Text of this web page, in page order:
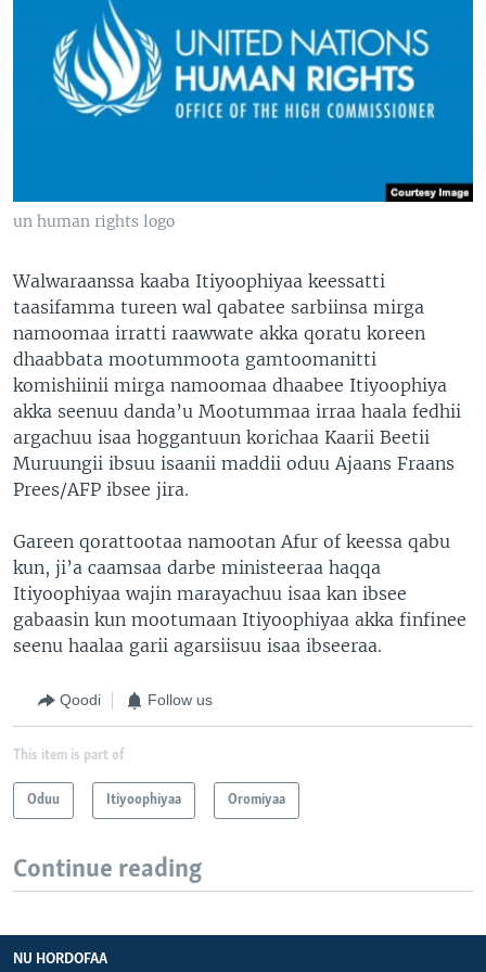
un human rights logo
Walwaraanssa kaaba Itiyoophiyaa keessatti
taasifamma tureen wal qabatee sarbiinsa mirga
namoomaa irratti raawwate akka qoratu koreen
dhaabbata mootummoota gamtoomanitti
komishiinii mirga namoomaa dhaabee Itiyoophiya
akka seenuu danda’u Mootummaa irraa haala fedhii
argachuu isaa hoggantuun korichaa Kaarii Beetii
Muruungii ibsuu isaanii maddii oduu Ajaans Fraans
Prees/AFP ibsee jira.
Gareen qorattootaa namootan Afur of keessa qabu
kun, ji’a caamsaa darbe ministeeraa haqqa
Itiyoophiyaa wajin marayachuu isaa kan ibsee
gabaasin kun mootumaan Itiyoophiyaa akka finfinee
seenu haalaa garii agarsiisuu isaa ibseeraa.
Qoodi Follow us
This item is part of
Oduu Itiyoophiyaa Oromiyaa
Continue reading
NU HORDOFAA